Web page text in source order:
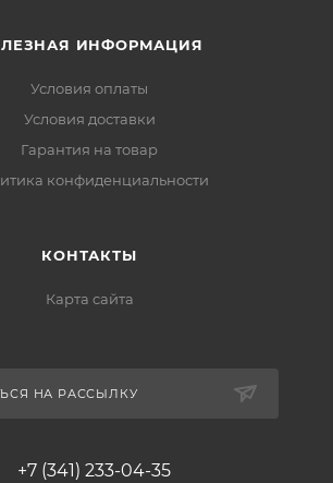
ИНФОРМАЦИЯ
Условия оплаты
Условия доставки
Гарантия на товар
конфиденциальности
КОНТАКТЫ
Карта сайта
НА РАССЫЛКУ
+7 (341) 233-04-35